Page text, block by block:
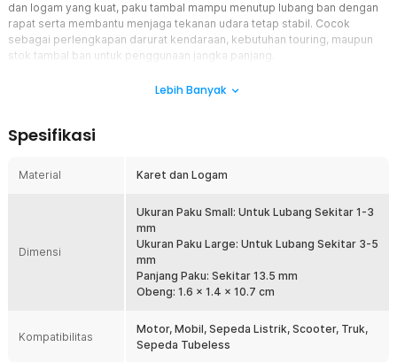
dan logam yang kuat, paku tambal mampu menutup lubang ban dengan
rapat serta membantu menjaga tekanan udara tetap stabil. Cocok
sebagai perlengkapan darurat kendaraan, kebutuhan touring, maupun
stok tambal ban untuk penggunaan jangka panjang.
Salah satu keunggulan utama tyre repair kit set ini adalah
karet cukup dipasang langsung pada titik kebocoran sehingga
proses perbaikan dapat dilakukan dalam waktu singkat. Solusi ini
Paku Karet Tiga Ukuran untuk Berbagai Jenis Kebocoran
Tyre repair kit set ini dilengkapi Set ini terdiri dari 20 pcs paku karet
besar, 20 pcs paku karet kecil untuk menyesuaikan berbagai
ukuran lubang pada ban tubeless. Pengguna dapat memilih ukuran
efektif. Dengan kombinasi tiga ukuran dalam satu box, kebutuhan
perbaikan ban menjadi lebih fleksibel dan praktis.
Lebih Banyak
Spesifikasi
Material Karet dan Logam
Dimensi
Ukuran Paku Small: Untuk Lubang Sekitar 1-3
mm
Ukuran Paku Large: Untuk Lubang Sekitar 3-5
mm
Panjang Paku: Sekitar 13.5 mm
Obeng: 1.6 x 1.4 x 10.7 cm
Kompatibilitas
Motor, Mobil, Sepeda Listrik, Scooter, Truk,
Sepeda Tubeless